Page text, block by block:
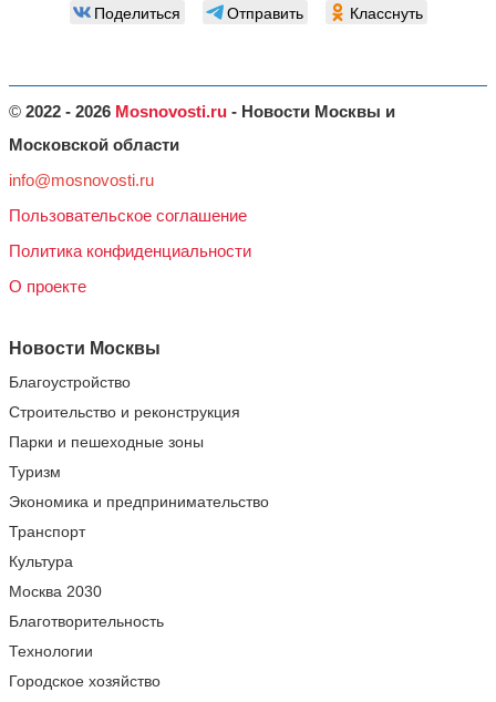
Поделиться Отправить Класснуть
© 2022 - 2026 Mosnovosti.ru - Новости Москвы и
Московской области
info@mosnovosti.ru
Пользовательское соглашение
Политика конфиденциальности
О проекте
Новости Москвы
Благоустройство
Строительство и реконструкция
Парки и пешеходные зоны
Туризм
Экономика и предпринимательство
Транспорт
Культура
Москва 2030
Благотворительность
Технологии
Городское хозяйство